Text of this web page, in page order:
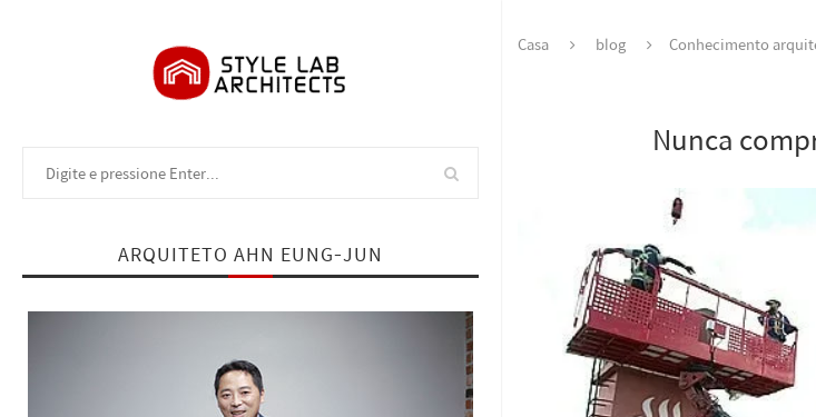
ARQUITETO AHN EUNG-JUN
Casa blog Conhecimento
Nunca